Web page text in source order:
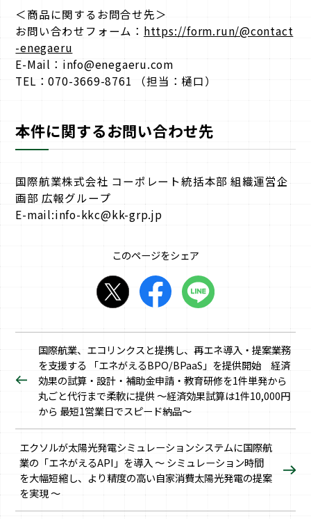
＜商品に関するお問合せ先＞
お問い合わせフォーム： https://form.run/@contact
-enegaeru
E-Mail：info@enegaeru.com
TEL：070-3669-8761 （担当：樋口）
本件に関するお問い合わせ先
国際航業株式会社 コーポレート統括本部 組織運営企
画部 広報グループ
E-mail:info-kkc@kk-grp.jp
このページをシェア
国際航業、エコリンクスと提携し、再エネ導入・提案業務
を支援する 「エネがえるBPO/BPaaS」を提供開始 経済
効果の試算・設計・補助金申請・教育研修を1件単発から
丸ごと代行まで柔軟に提供 ～経済効果試算は1件10,000円
から 最短1営業日でスピード納品～
エクソルが太陽光発電シミュレーションシステムに国際航
業の「エネがえるAPI」を導入 〜 シミュレーション時間
を大幅短縮し、より精度の高い自家消費太陽光発電の提案
を実現 〜